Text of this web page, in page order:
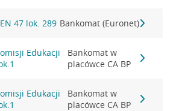
47 lok. 289 Bankomat (Euronet)
Edukacji
Bankomat w
placówce CA BP
Edukacji
Bankomat w
placówce CA BP